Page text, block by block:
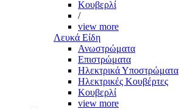
Κουβερλί
/
view more
Λευκά Είδη
Ανωστρώματα
Επιστρώματα
Ηλεκτρικά Υποστρώματα
Ηλεκτρικές Κουβέρτες
Κουβερλί
view more